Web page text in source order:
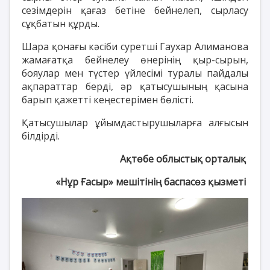
сезімдерін қағаз бетіне бейнелеп, сырласу
сұқбатын құрды.
Шара қонағы кәсіби суретші Гаухар Алиманова
жамағатқа бейнелеу өнерінің қыр-сырын,
бояулар мен түстер үйлесімі туралы пайдалы
ақпараттар берді, әр қатысушының қасына
барып қажетті кеңестерімен бөлісті.
Қатысушылар ұйымдастырушыларға алғысын
білдірді.
Ақтөбе облыстық орталық
«Нұр Ғасыр» мешітінің баспасөз қызметі